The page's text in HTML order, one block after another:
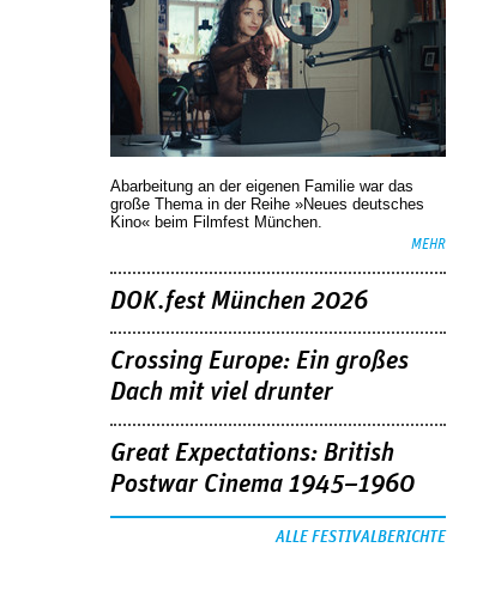
Abarbeitung an der eigenen Familie war das
große Thema in der Reihe »Neues deutsches
Kino« beim Filmfest München.
MEHR
DOK.fest München 2026
Crossing Europe: Ein großes
Dach mit viel drunter
Great Expectations: British
Postwar Cinema 1945–1960
ALLE FESTIVALBERICHTE